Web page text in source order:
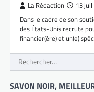
La Rédaction 13
Dans le cadre de son
des États-Unis recrute
financier(ère) et un(e)
Rechercher :
SAVON NOIR,